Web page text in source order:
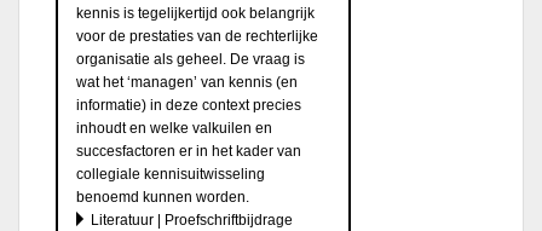
kennis is tegelijkertijd ook belangrijk
voor de prestaties van de rechterlijke
organisatie als geheel. De vraag is
wat het ‘managen’ van kennis (en
informatie) in deze context precies
inhoudt en welke valkuilen en
succesfactoren er in het kader van
collegiale kennisuitwisseling
benoemd kunnen worden.
Literatuur | Proefschriftbijdrage